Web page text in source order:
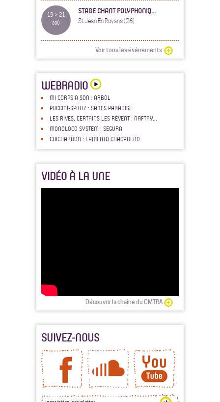
19 > 21
aoû
STAGE CHANT POLYPHONIQ...
St Jean En Royans (26)
Voir tous les événements
WEBRADIO
MI CORPS A SON : ARBOL
PUCCINI-SPRITZ : SAM'S PARADISE
LES RIVES, CERTAINS LES RÊVENT : NAFTAY...
MONOLOCO SYSTEM : SEGURA
CHICHARRON : LAMENTO CHACARERO
VIDÉO À LA UNE
Découvrir la chaîne du CMTRA
SUIVEZ-NOUS